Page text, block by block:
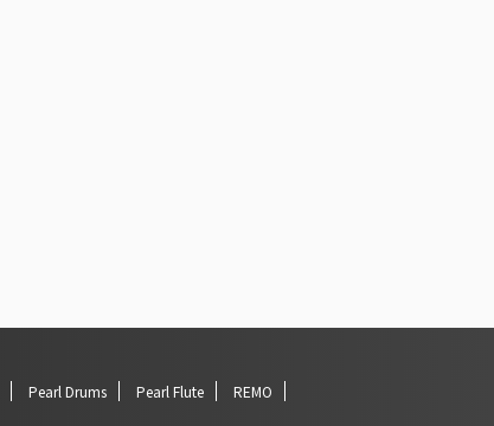
Pearl Drums Pearl Flute
REMO